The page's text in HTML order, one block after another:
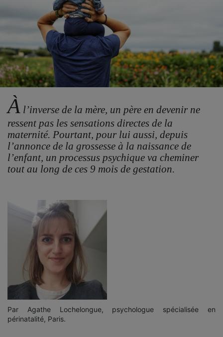
À l’inverse de la mère, un père en devenir ne
ressent pas les sensations directes de la
maternité. Pourtant, pour lui aussi, depuis
l’annonce de la grossesse à la naissance de
l’enfant, un processus psychique va cheminer
tout au long de ces 9 mois de gestation.
Par Agathe Lochelongue, psychologue spécialisée en
périnatalité, Paris.